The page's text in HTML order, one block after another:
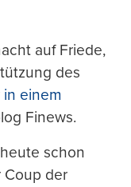
auf Friede,
des
in einem
Finews.
schon
Coup der